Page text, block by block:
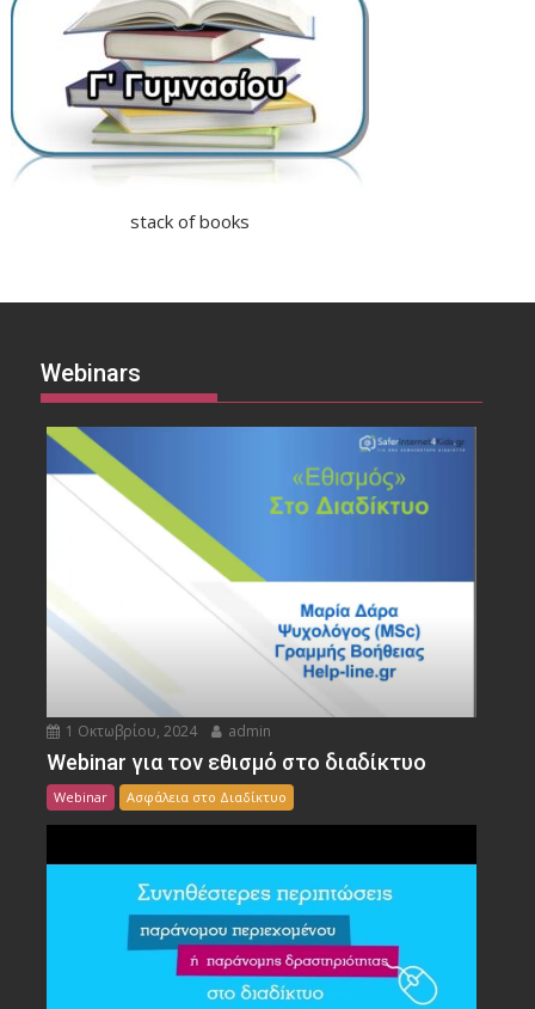
stack of books
Webinars
1 Οκτωβρίου, 2024 admin
Webinar για τον εθισμό στο διαδίκτυο
Webinar Ασφάλεια στο Διαδίκτυο